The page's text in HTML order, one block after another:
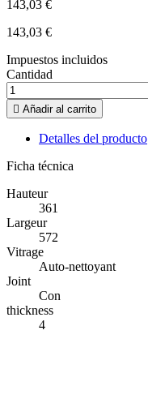
143,03 €
143,03 €
Impuestos incluidos
Cantidad
 Añadir al carrito
Detalles del producto
Ficha técnica
Hauteur
361
Largeur
572
Vitrage
Auto-nettoyant
Joint
Con
thickness
4